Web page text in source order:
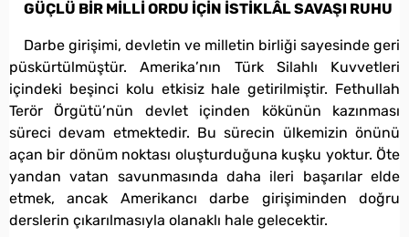
GÜÇLÜ BİR MİLLİ ORDU İÇİN İSTİKLÂL SAVAŞI RUHU
Darbe girişimi, devletin ve milletin birliği sayesinde geri
püskürtülmüştür. Amerika’nın Türk Silahlı Kuvvetleri
içindeki beşinci kolu etkisiz hale getirilmiştir. Fethullah
Terör Örgütü’nün devlet içinden kökünün kazınması
süreci devam etmektedir. Bu sürecin ülkemizin önünü
açan bir dönüm noktası oluşturduğuna kuşku yoktur. Öte
yandan vatan savunmasında daha ileri başarılar elde
etmek, ancak Amerikancı darbe girişiminden doğru
derslerin çıkarılmasıyla olanaklı hale gelecektir.